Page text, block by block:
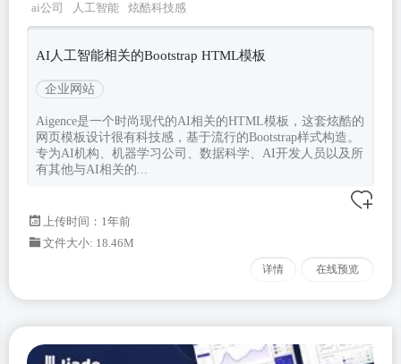
ai公司 人工智能
炫酷科技感
aigence
Bootstrapv530
AI人工智能相关的Bootstrap HTML模板
企业网站
Aigence是一个时尚现代的AI相关的HTML模板，这套炫酷的
网页模板设计很有科技感，基于流行的Bootstrap样式构造。
专为AI机构、机器学习公司、数据科学、AI开发人员以及所
有其他与AI相关的...
上传时间：1年前
文件大小: 18.46M
详情 在线预览